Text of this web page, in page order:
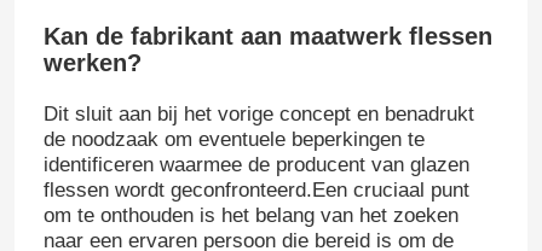
Kan de fabrikant aan maatwerk flessen
werken?
Dit sluit aan bij het vorige concept en benadrukt
de noodzaak om eventuele beperkingen te
identificeren waarmee de producent van glazen
flessen wordt geconfronteerd.Een cruciaal punt
om te onthouden is het belang van het zoeken
naar een ervaren persoon die bereid is om de